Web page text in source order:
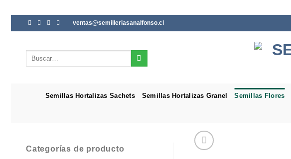
Saltar
al
ventas@semilleriasanalfonso.cl
Buscar
Semillas Hortalizas Sachets Semillas Hortalizas Granel Semillas Flores
Categorías de producto